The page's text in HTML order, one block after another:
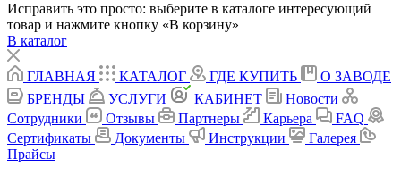
Исправить это просто: выберите в каталоге интересующий
товар и нажмите кнопку «В корзину»
В каталог
ГЛАВНАЯ КАТАЛОГ ГДЕ КУПИТЬ
О ЗАВОДЕ
БРЕНДЫ
УСЛУГИ КАБИНЕТ
Новости
Сотрудники
Отзывы Партнеры Карьера
FAQ
Сертификаты
Документы Инструкции
Галерея
Прайсы